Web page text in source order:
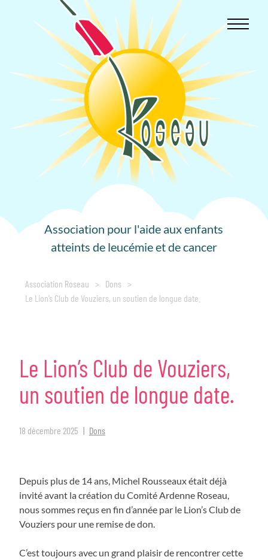
Association pour l'aide aux enfants
atteints de leucémie et de cancer
Association Roseau > Dons >
Le Lion’s Club de Vouziers, un soutien de longue date.
Le Lion’s Club de Vouziers,
un soutien de longue date.
18 décembre 2025 Dons
Depuis plus de 14 ans, Michel Rousseaux était déjà
invité avant la création du Comité Ardenne Roseau,
nous sommes reçus en fin d’année par le Lion’s Club de
Vouziers pour une remise de don.
C’est toujours avec un grand plaisir de rencontrer cette